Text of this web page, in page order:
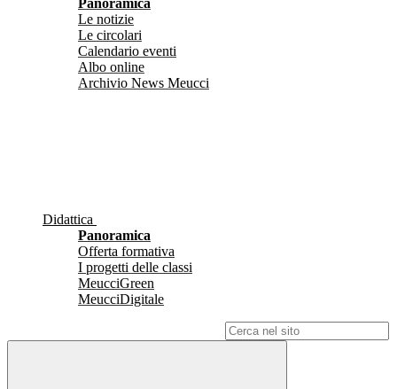
Panoramica
Le notizie
Le circolari
Calendario eventi
Albo online
Archivio News Meucci
Didattica
Panoramica
Offerta formativa
I progetti delle classi
MeucciGreen
MeucciDigitale